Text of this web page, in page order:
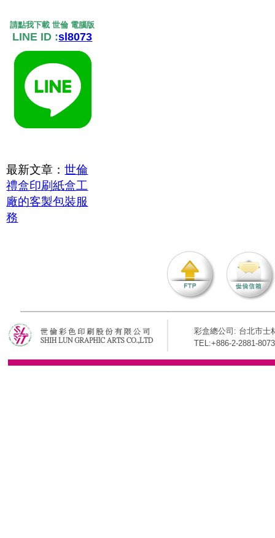
請點我下載 世倫 電腦版
LINE ID :sl8073
最新文章：世倫
禮盒印刷紙盒工
廠的客製包裝服
務
彩盒總公司: 台北市士
TEL:+886-2-2881-